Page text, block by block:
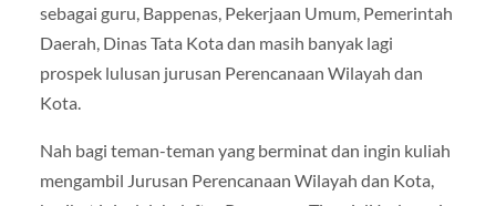
sebagai guru, Bappenas, Pekerjaan Umum, Pemerintah
Daerah, Dinas Tata Kota dan masih banyak lagi
prospek lulusan jurusan Perencanaan Wilayah dan
Kota.
Nah bagi teman-teman yang berminat dan ingin kuliah
mengambil Jurusan Perencanaan Wilayah dan Kota,